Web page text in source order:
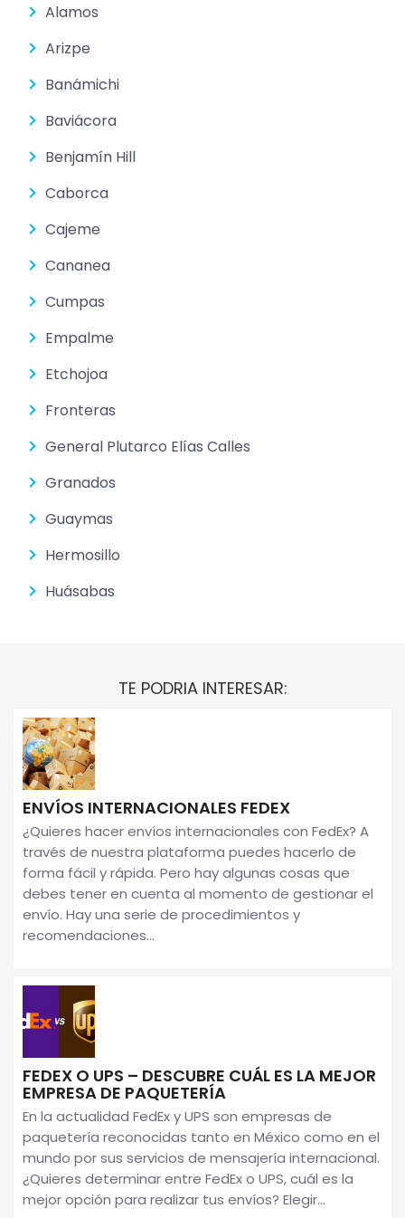
Alamos
Arizpe
Banámichi
Baviácora
Benjamín Hill
Caborca
Cajeme
Cananea
Cumpas
Empalme
Etchojoa
Fronteras
General Plutarco Elías Calles
Granados
Guaymas
Hermosillo
Huásabas
TE PODRIA INTERESAR:
ENVÍOS INTERNACIONALES FEDEX
¿Quieres hacer envíos internacionales con FedEx? A
través de nuestra plataforma puedes hacerlo de
forma fácil y rápida. Pero hay algunas cosas que
debes tener en cuenta al momento de gestionar el
envío. Hay una serie de procedimientos y
recomendaciones...
FEDEX O UPS – DESCUBRE CUÁL ES LA MEJOR
EMPRESA DE PAQUETERÍA
En la actualidad FedEx y UPS son empresas de
paquetería reconocidas tanto en México como en el
mundo por sus servicios de mensajería internacional.
¿Quieres determinar entre FedEx o UPS, cuál es la
mejor opción para realizar tus envíos? Elegir...